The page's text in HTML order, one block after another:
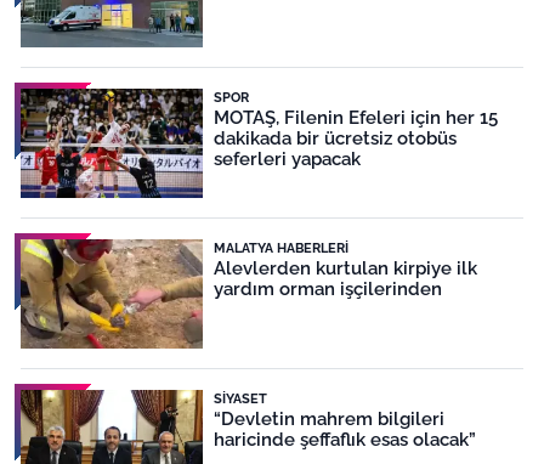
SPOR
MOTAŞ, Filenin Efeleri için her 15
dakikada bir ücretsiz otobüs
seferleri yapacak
MALATYA HABERLERI
Alevlerden kurtulan kirpiye ilk
yardım orman işçilerinden
SIYASET
“Devletin mahrem bilgileri
haricinde şeffaflık esas olacak”